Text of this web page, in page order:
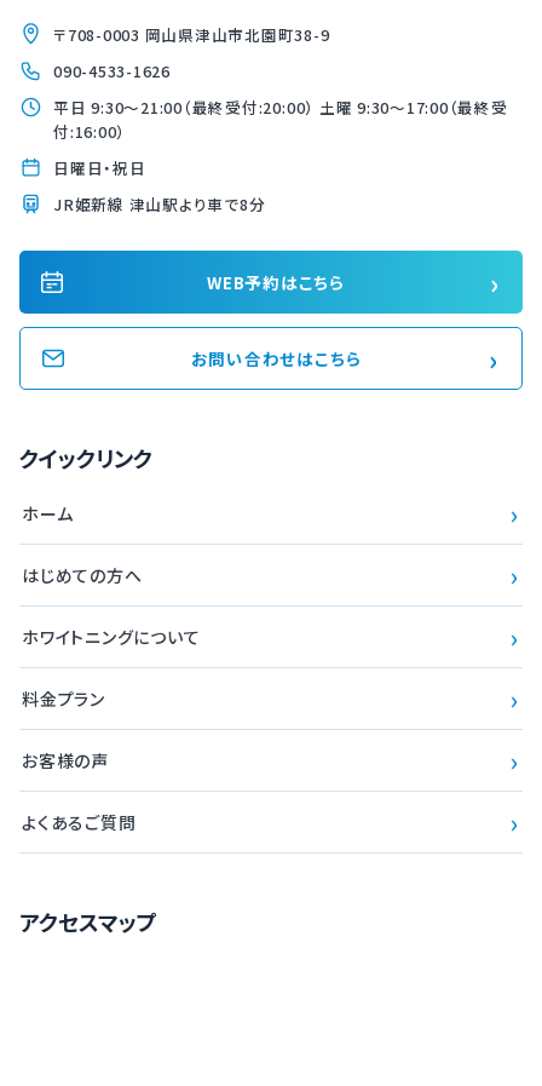
〒708-0003 岡山県津山市北園町38-9
090-4533-1626
平日 9:30〜21:00（最終受付:20:00） 土曜 9:30〜17:00（最終受
付:16:00）
日曜日・祝日
JR姫新線 津山駅より車で8分
WEB予約はこちら ›
お問い合わせはこちら ›
クイックリンク
ホーム ›
はじめての方へ ›
ホワイトニングについて ›
料金プラン ›
お客様の声 ›
よくあるご質問 ›
アクセスマップ